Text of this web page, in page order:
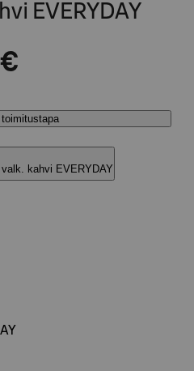
EVERYDAY
kahvi EVERYDAY